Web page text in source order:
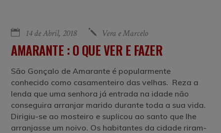
14 de Abril, 2018 Vera e Marcelo
AMARANTE : O QUE VER E FAZER
São Gonçalo de Amarante é popularmente
conhecido como casamenteiro das velhas. Reza a
lenda que uma senhora já entrada na idade não
conseguira arranjar marido durante toda a sua vida.
Dirigiu-se ao mosteiro e suplicou ao santo que lhe
arranjasse um noivo. Os habitantes da cidade riram-